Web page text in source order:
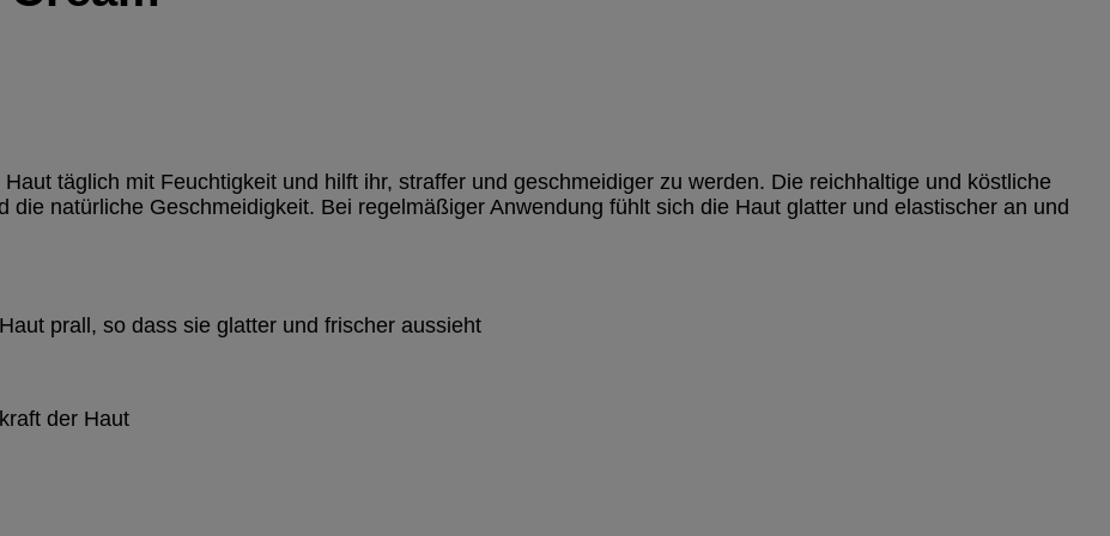
täglich mit Feuchtigkeit und hilft ihr, straffer und geschmeidiger zu werden. Die reichhaltige und köstliche
die natürliche Geschmeidigkeit. Bei regelmäßiger Anwendung fühlt sich die Haut glatter und elastischer an und
prall, so dass sie glatter und frischer aussieht
der Haut